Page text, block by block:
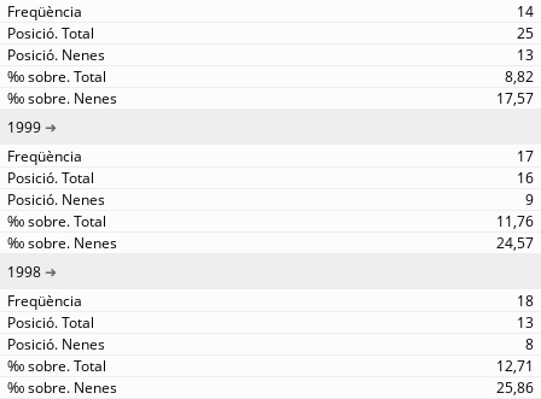
14
25
13
8,82
17,57
1999
17
16
9
11,76
24,57
1998
18
13
8
12,71
25,86